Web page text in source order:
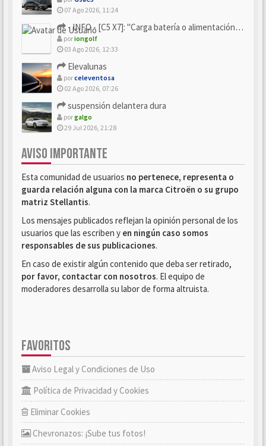
07 Ago 2026, 11:24
- INFO - [C5 X7]: "Carga batería o alimentación eléctri...
poriongolf
03 Ago 2026, 12:33
Elevalunas
porceleventosa
02 Ago 2026, 07:26
suspensión delantera dura
porgalgo
29 Jul 2026, 21:28
AVISO IMPORTANTE
Esta comunidad de usuarios no pertenece, representa o
guarda relación alguna con la marca Citroën o su grupo
matriz Stellantis.
Los mensajes publicados reflejan la opinión personal de los
usuarios que las escriben y en ningún caso somos
responsables de sus publicaciones.
En caso de existir algún contenido que deba ser retirado,
por favor, contactar con nosotros. El equipo de
moderadores desarrolla su labor de forma altruista.
FAVORITOS
Aviso Legal y Condiciones de Uso
Política de Privacidad y Cookies
Eliminar Cookies
Chevronazos: ¡Sube tus fotos!